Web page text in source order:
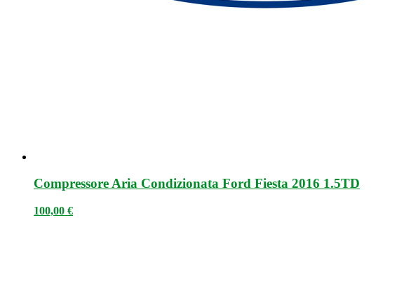
Compressore Aria Condizionata Ford Fiesta 2016 1.5TD
100,00 €